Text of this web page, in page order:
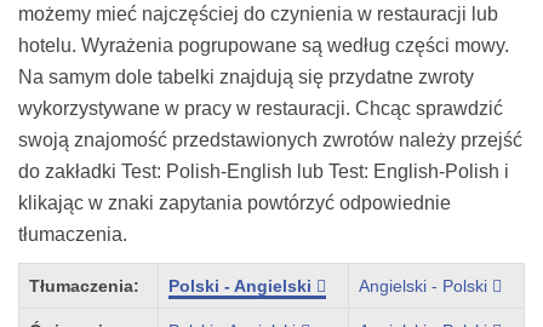
możemy mieć najczęściej do czynienia w restauracji lub
hotelu. Wyrażenia pogrupowane są według części mowy.
Na samym dole tabelki znajdują się przydatne zwroty
wykorzystywane w pracy w restauracji. Chcąc sprawdzić
swoją znajomość przedstawionych zwrotów należy przejść
do zakładki Test: Polish-English lub Test: English-Polish i
klikając w znaki zapytania powtórzyć odpowiednie
tłumaczenia.
Tłumaczenia: Polski - Angielski Angielski - Polski